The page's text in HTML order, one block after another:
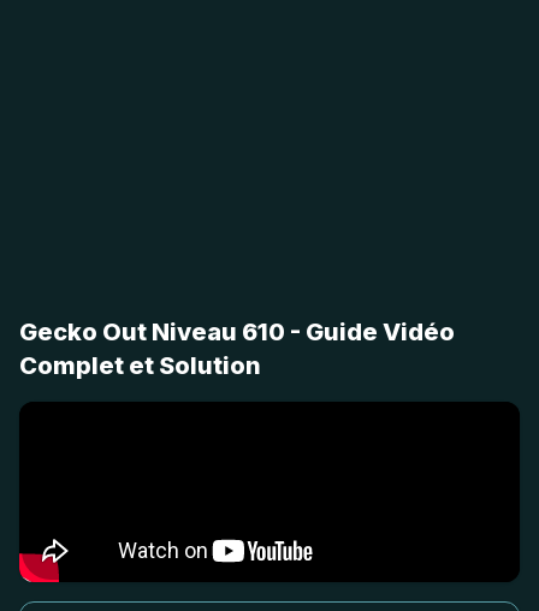
Gecko Out Niveau 610 - Guide Vidéo
Complet et Solution